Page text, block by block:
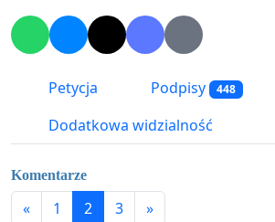
Petycja Podpisy 448
Dodatkowa widzialność
Komentarze
« 1 2 3 »